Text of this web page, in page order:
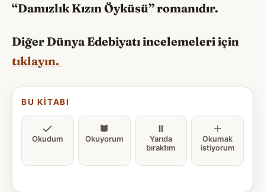
“Damızlık Kızın Öyküsü” romanıdır.
Diğer Dünya Edebiyatı incelemeleri için
tıklayın.
BU KITABI
Okudum Okuyorum
Yarıda
bıraktım
Okumak
istiyorum